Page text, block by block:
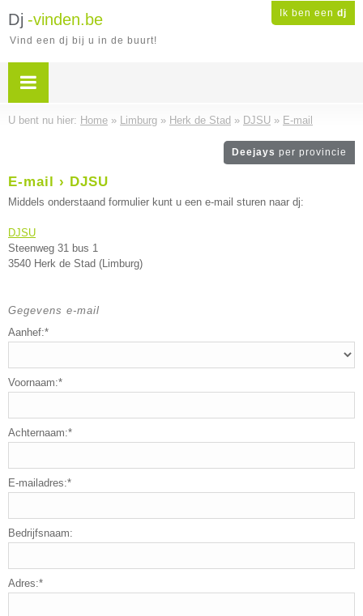
Ik ben een dj
Dj -vinden.be
Vind een dj bij u in de buurt!
U bent nu hier: Home » Limburg » Herk de Stad » DJSU » E-mail
Deejays per provincie
E-mail › DJSU
Middels onderstaand formulier kunt u een e-mail sturen naar dj:
DJSU
Steenweg 31 bus 1
3540 Herk de Stad (Limburg)
Gegevens e-mail
Aanhef:*
Voornaam:*
Achternaam:*
E-mailadres:*
Bedrijfsnaam:
Adres:*